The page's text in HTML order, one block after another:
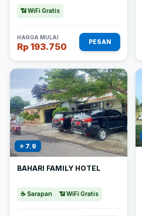
📶 WiFi Gratis
HARGA MULAI
Rp 193.750 PESAN
⭐ 7.9
BAHARI FAMILY HOTEL
☕ Sarapan 📶 WiFi Gratis